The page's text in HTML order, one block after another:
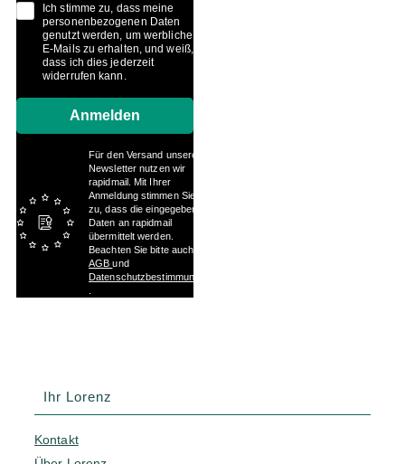
Ich stimme zu, dass meine
personenbezogenen Daten
genutzt werden, um werbliche
E-Mails zu erhalten, und weiß,
dass ich dies jederzeit
widerrufen kann.
Anmelden
Für den Versand unserer
Newsletter nutzen wir
rapidmail. Mit Ihrer
Anmeldung stimmen Sie
zu, dass die eingegebenen
Daten an rapidmail
übermittelt werden.
Beachten Sie bitte auch die
AGBund
Datenschutzbestimmungen
Ihr Lorenz
Kontakt